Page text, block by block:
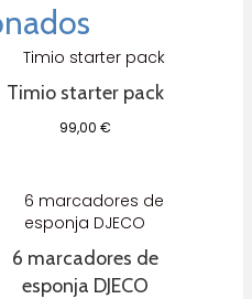
Timio starter pack
99,00 €
6 marcadores de
esponja DJECO